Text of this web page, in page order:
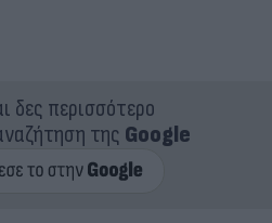
δες περισσότερο
της Google